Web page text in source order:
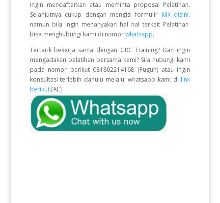
ingin mendaftarkan atau meminta proposal Pelatihan.
Selanjutnya cukup dengan mengisi formulir klik disini.
namun bila ingin menanyakan hal hal terkait Pelatihan
bisa menghubungi kami di nomorwhatsapp.
Tertarik bekerja sama dengan GRC Training? Dan ingin
mengadakan pelatihan bersama kami? Sila hubungi kami
pada nomor berikut 081802214168 (Puguh) atau ingin
konsultasi terlebih dahulu melalui whatsapp kami di link
berikut.[AL]